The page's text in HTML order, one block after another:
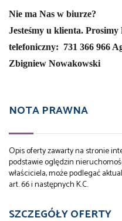
Nie ma Nas w biurze?
Jesteśmy u klienta.
telefoniczny: 731 366 966
Zbigniew Nowakowski
NOTA PRAWNA
Opis oferty zawarty na stronie
podstawie oględzin
właściciela, może podlegać
art. 66 i następnych K.C.
SZCZEGÓŁY OFERTY